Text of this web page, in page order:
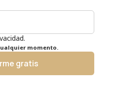
momento.
gratis